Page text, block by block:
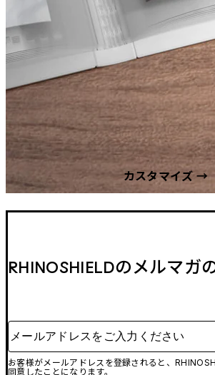
カスタマイズ →
RHINOSHIELDのメルマガ
メールアドレスをご入力ください
お客様がメールアドレスを登録されると、
同意したことになります。